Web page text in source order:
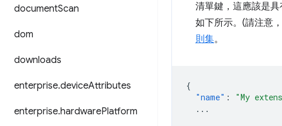
documentScan
dom
downloads
enterprise.deviceAttributes
enterprise.hardwarePlatform
清單鍵，這應該是
如下所示。(請注意
則集。
{
"name" : "My
...